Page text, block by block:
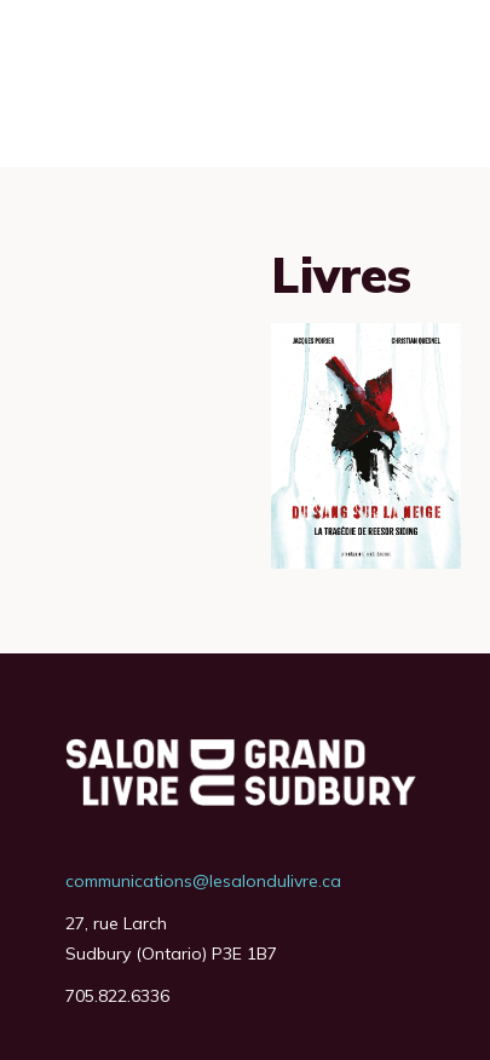
Livres
communications@lesalondulivre.ca
27, rue Larch
Sudbury (Ontario) P3E 1B7
705.822.6336